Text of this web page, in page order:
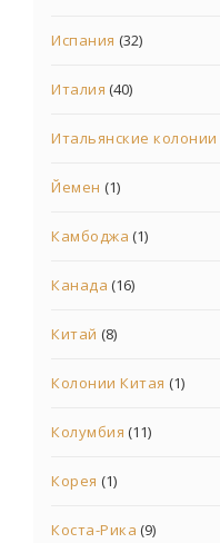
Испания (32)
Италия (40)
Итальянские колонии
Йемен (1)
Камбоджа (1)
Канада (16)
Китай (8)
Колонии Китая (1)
Колумбия (11)
Корея (1)
Коста-Рика (9)